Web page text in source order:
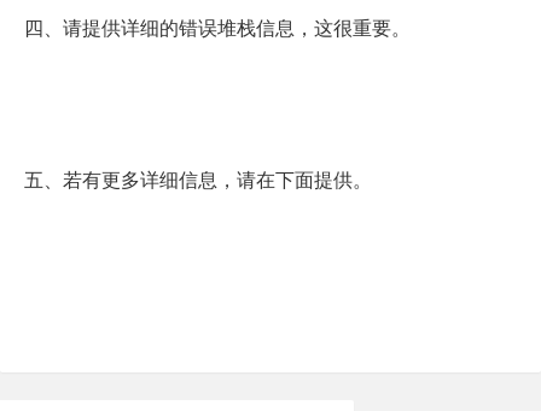
四、请提供详细的错误堆栈信息，这很重要。
五、若有更多详细信息，请在下面提供。